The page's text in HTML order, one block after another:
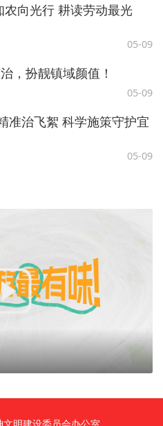
农向光行 耕读劳动最光
05-09
，扮靓镇域颜值！
05-09
准治飞絮 科学施策守护宜
05-09